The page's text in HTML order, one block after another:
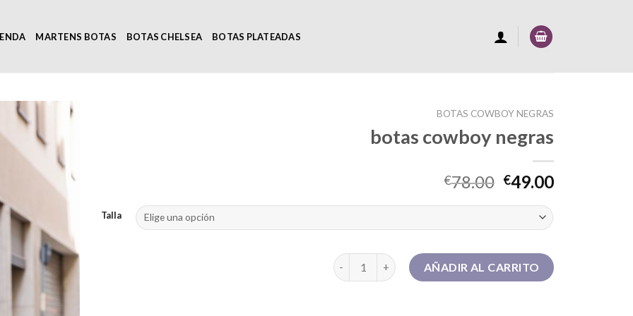
MARTENS BOTAS BOTAS CHELSEA BOTAS PLATEADAS
BOTAS COWBOY NEGRAS
botas cowboy negras
€78.00 €49.00
Talla
botas cowboy negras cantidadAÑADIR AL CARRITO